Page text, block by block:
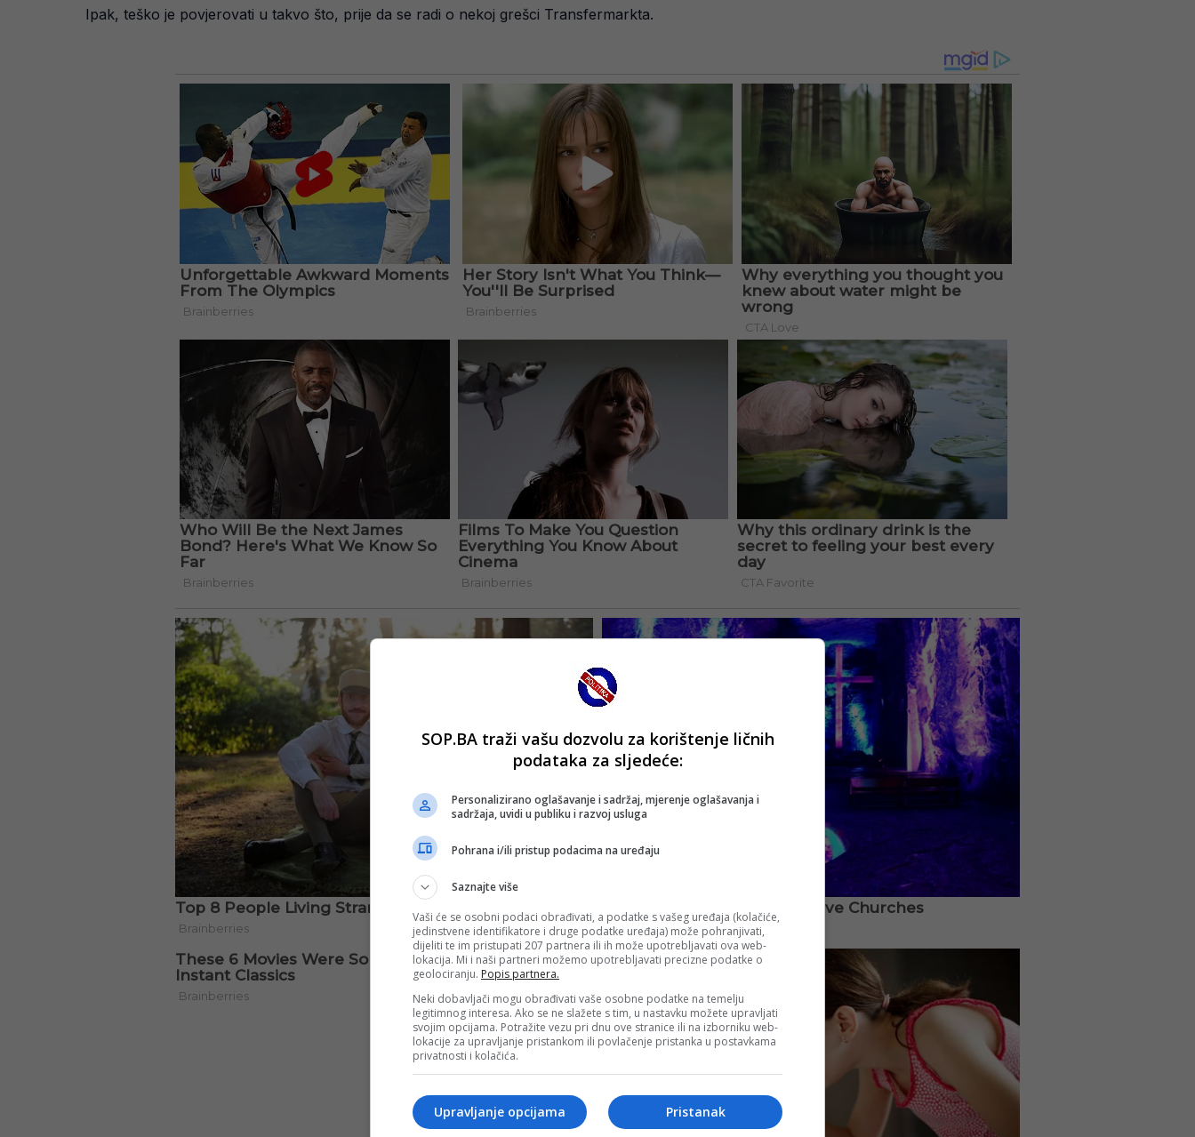
Ipak, teško je povjerovati u takvo što, prije da se radi o nekoj grešci Transfermarkta.
SOP.BA traži vašu dozvolu za korištenje ličnih
podataka za sljedeće:
Personalizirano oglašavanje i sadržaj, mjerenje oglašavanja i
sadržaja, uvidi u publiku i razvoj usluga
Pohrana i/ili pristup podacima na uređaju
Saznajte više
Vaši će se osobni podaci obrađivati, a podatke s vašeg uređaja (kolačiće,
jedinstvene identifikatore i druge podatke uređaja) može pohranjivati,
dijeliti te im pristupati 207 partnera ili ih može upotrebljavati ova web-
lokacija. Mi i naši partneri možemo upotrebljavati precizne podatke o
geolociranju. Popis partnera.
Neki dobavljači mogu obrađivati vaše osobne podatke na temelju
legitimnog interesa. Ako se ne slažete s tim, u nastavku možete upravljati
svojim opcijama. Potražite vezu pri dnu ove stranice ili na izborniku web-
lokacije za upravljanje pristankom ili povlačenje pristanka u postavkama
privatnosti i kolačića.
Pristanak
Upravljanje opcijama